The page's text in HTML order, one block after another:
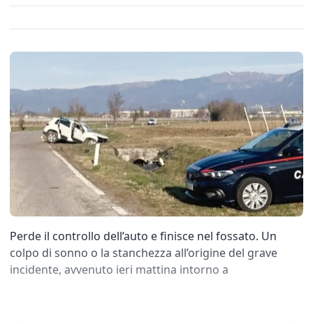
Perde il controllo dell’auto e finisce nel fossato. Un
colpo di sonno o la stanchezza all’origine del grave
incidente, avvenuto ieri mattina intorno a